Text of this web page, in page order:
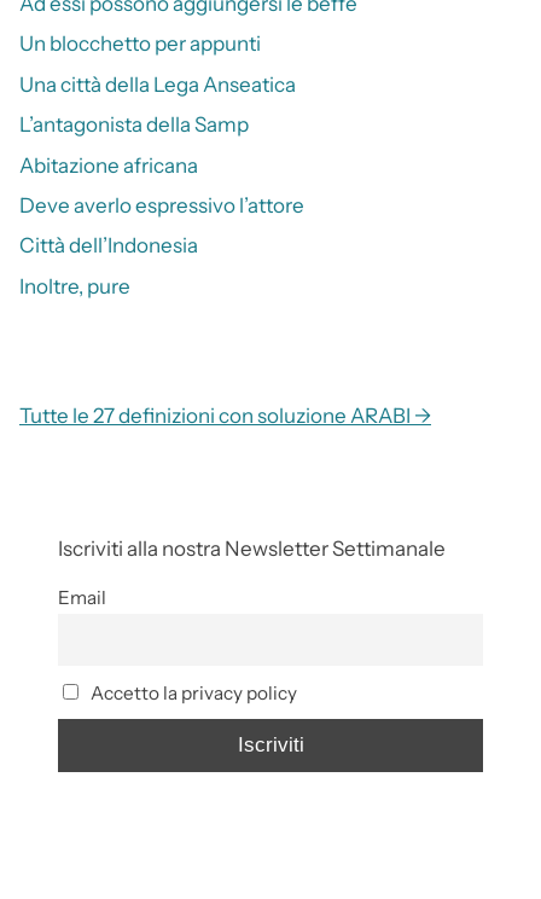
Un blocchetto per appunti
Una città della Lega Anseatica
L’antagonista della Samp
Abitazione africana
Deve averlo espressivo l’attore
Città dell’Indonesia
Inoltre, pure
Tutte le 27 definizioni con soluzione ARABI →
Iscriviti alla nostra Newsletter Settimanale
Email
Accetto la privacy policy